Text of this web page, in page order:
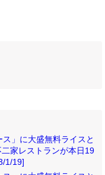
ス」に大盛無料ライスと
家レストランが本日19
1/19]